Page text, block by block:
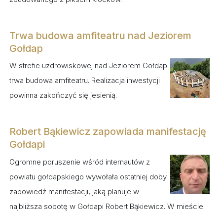
Trwa budowa amfiteatru nad Jeziorem
Gołdap
W strefie uzdrowiskowej nad Jeziorem Gołdap
trwa budowa amfiteatru. Realizacja inwestycji
powinna zakończyć się jesienią.
Robert Bąkiewicz zapowiada manifestację
Gołdapi
Ogromne poruszenie wśród internautów z
powiatu gołdapskiego wywołała ostatniej doby
zapowiedź manifestacji, jaką planuje w
najbliższa sobotę w Gołdapi Robert Bąkiewicz. W mieście